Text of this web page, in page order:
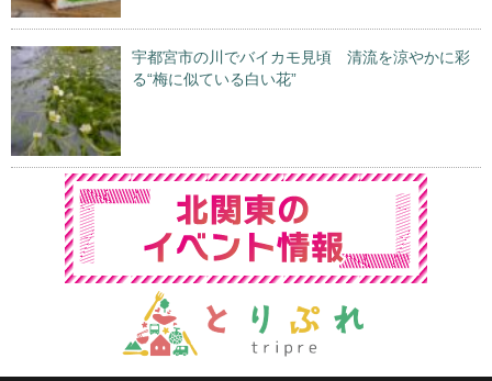
宇都宮市の川でバイカモ見頃 清流を涼やかに彩
る“梅に似ている白い花”